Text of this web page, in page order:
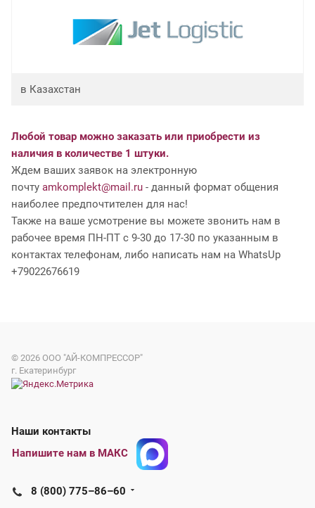
в Казахстан
Любой товар можно заказать или приобрести из
наличия в количестве 1 штуки.
Ждем ваших заявок на электронную
почту amkomplekt@mail.ru - данный формат общения
наиболее предпочтителен для нас!
Также на ваше усмотрение вы можете звонить нам в
рабочее время ПН-ПТ с 9-30 до 17-30 по указанным в
контактах телефонам, либо написать нам на WhatsUp
+79022676619
© 2026 ООО "АЙ-КОМПРЕССОР"
г. Екатеринбург
Наши контакты
Напишите нам в МАКС
8 (800) 775–86–60